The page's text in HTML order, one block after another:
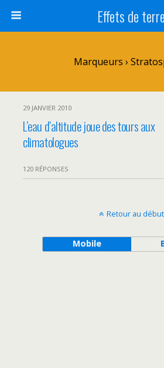
Effets de terre
Marqueurs ›
29 JANVIER 2010
L’eau d’altitude joue des tours aux
climatologues
120 RÉPONSES
Retour au début
Mobile